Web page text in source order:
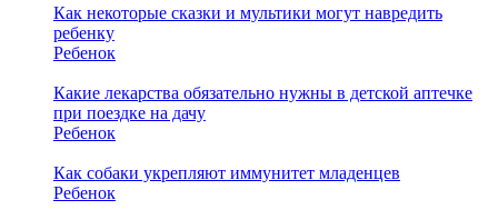
Как некоторые сказки и мультики могут навредить
ребенку
Ребенок
Какие лекарства обязательно нужны в детской аптечке
при поездке на дачу
Ребенок
Как собаки укрепляют иммунитет младенцев
Ребенок